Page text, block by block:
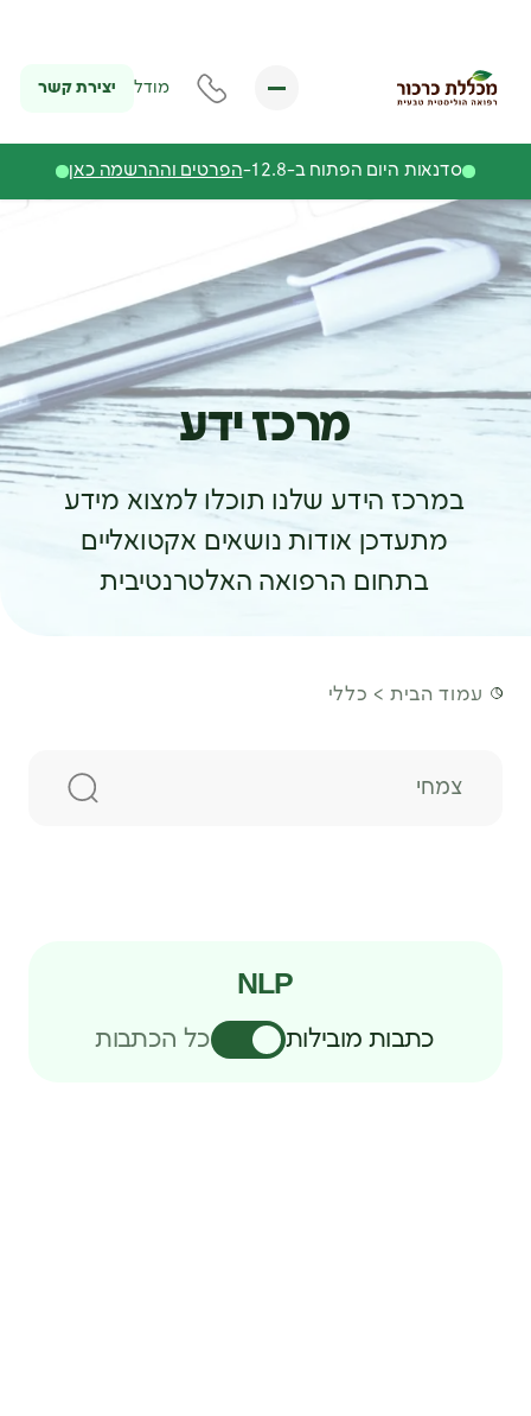
מודל יצירת קשר
סדנאות היום הפתוח ב-12.8- הפרטים וההרשמה כאן
מרכז ידע
במרכז הידע שלנו תוכלו למצוא מידע
מתעדכן אודות נושאים אקטואליים
בתחום הרפואה האלטרנטיבית
עמוד הבית כללי
NLP
כתבות מובילות כל הכתבות